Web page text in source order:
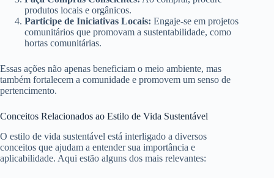
produtos locais e orgânicos.
Participe de Iniciativas Locais: Engaje-se em projetos
comunitários que promovam a sustentabilidade, como
hortas comunitárias.
Essas ações não apenas beneficiam o meio ambiente, mas
também fortalecem a comunidade e promovem um senso de
pertencimento.
Conceitos Relacionados ao Estilo de Vida Sustentável
O estilo de vida sustentável está interligado a diversos
conceitos que ajudam a entender sua importância e
aplicabilidade. Aqui estão alguns dos mais relevantes: